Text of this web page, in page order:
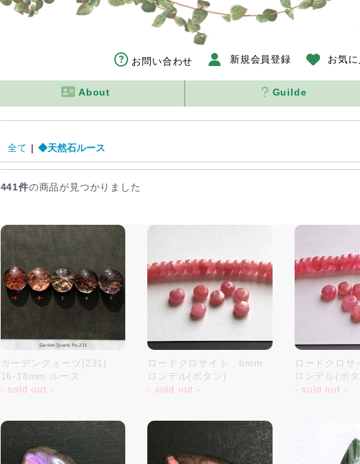
お問い合わせ 新規会員登録 お気に
About Guilde
全て | ◆天然石ルース
441件の商品が見つかりました
ガーデンクォーツ[231]
16-18mm ルース
- sold out -
ロードクロサイト 6mm
ロンデル(ボタン)
- sold out -
ロードクロ
ロンデル(ボ
- sold out -